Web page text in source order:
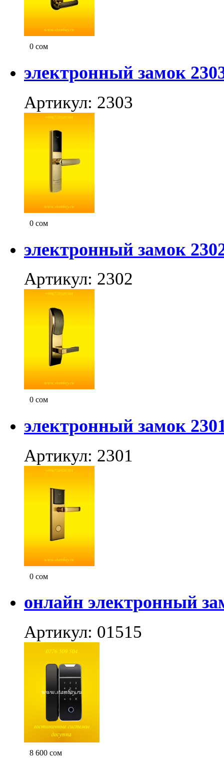
0 сом
электронный замок
Артикул: 2303
0 сом
электронный замок
Артикул: 2302
0 сом
электронный замок
Артикул: 2301
0 сом
онлайн электронный
Артикул: 01515
8 600 сом